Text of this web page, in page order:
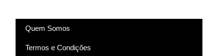
Quem Somos
Termos e Condições